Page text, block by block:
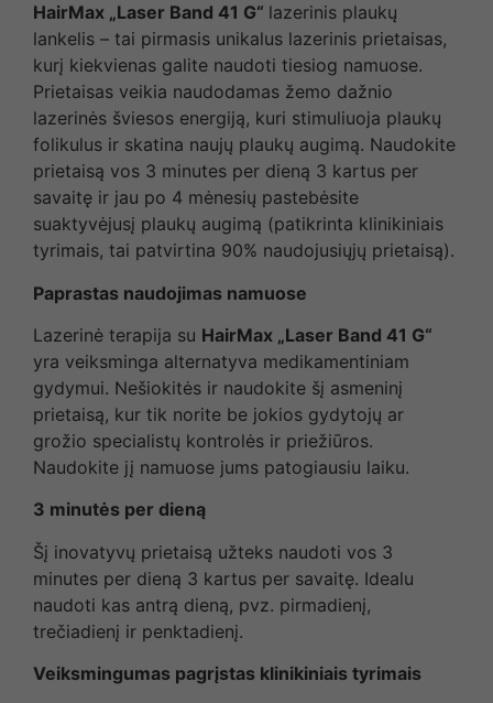
HairMax „Laser Band 41 G“ lazerinis plaukų
lankelis – tai pirmasis unikalus lazerinis prietaisas,
kurį kiekvienas galite naudoti tiesiog namuose.
Prietaisas veikia naudodamas žemo dažnio
lazerinės šviesos energiją, kuri stimuliuoja plaukų
folikulus ir skatina naujų plaukų augimą. Naudokite
prietaisą vos 3 minutes per dieną 3 kartus per
savaitę ir jau po 4 mėnesių pastebėsite
suaktyvėjusį plaukų augimą (patikrinta klinikiniais
tyrimais, tai patvirtina 90% naudojusiųjų prietaisą).
Paprastas naudojimas namuose
Lazerinė terapija su HairMax „Laser Band 41 G“
yra veiksminga alternatyva medikamentiniam
gydymui. Nešiokitės ir naudokite šį asmeninį
prietaisą, kur tik norite be jokios gydytojų ar
grožio specialistų kontrolės ir priežiūros.
Naudokite jį namuose jums patogiausiu laiku.
3 minutės per dieną
Šį inovatyvų prietaisą užteks naudoti vos 3
minutes per dieną 3 kartus per savaitę. Idealu
naudoti kas antrą dieną, pvz. pirmadienį,
trečiadienį ir penktadienį.
Veiksmingumas pagrįstas klinikiniais tyrimais